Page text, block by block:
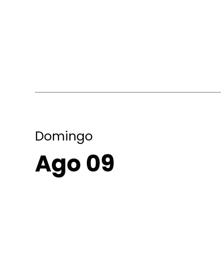
Domingo
Ago 09